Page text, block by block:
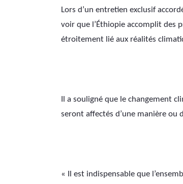
Lors d’un entretien exclusif
voir que l’Éthiopie accomplit des
étroitement lié aux réalités
Il a souligné que le changement
seront affectés d’une manière ou
« Il est indispensable que